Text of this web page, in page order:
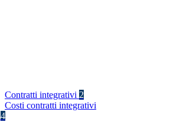
Contratti integrativi 2
Costi contratti integrativi
4